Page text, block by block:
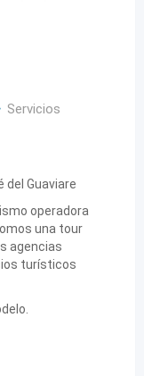
Servicios
del Guaviare
operadora
una tour
agencias
turísticos